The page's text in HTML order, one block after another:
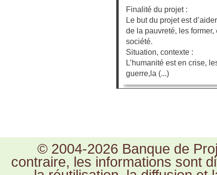
Finalité du projet :
Le but du projet est
de la pauvreté, les
société.
Situation, contexte :
L’humanité est en crise,
guerre,la (...)
© 2004-2026 Banque de
contraire, les informations sont